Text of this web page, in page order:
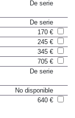
De serie
De serie
170 €
245 €
345 €
705 €
De serie
No disponible
640 €